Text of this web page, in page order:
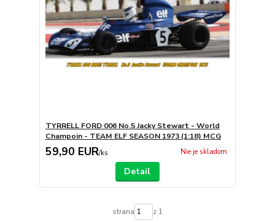
TYRRELL FORD 006 No.5 Jacky Stewart - World
Champoin - TEAM ELF SEASON 1973 (1:18) MCG
59,90 EUR/ks Nie je skladom
Detail
strana z 1